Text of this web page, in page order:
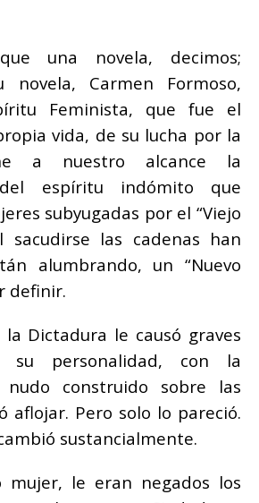
una novela, decimos;
novela, Carmen Formoso,
Feminista, que fue el
vida, de su lucha por la
a nuestro alcance la
del espíritu indómito que
subyugadas por el “Viejo
sacudirse las cadenas han
alumbrando, un “Nuevo
definir.
Dictadura le causó graves
su personalidad, con la
nudo construido sobre las
aflojar. Pero solo lo pareció.
sustancialmente.
mujer, le eran negados los